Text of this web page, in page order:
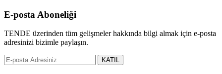
E-posta Aboneliği
TENDE üzerinden tüm gelişmeler hakkında bilgi almak için e-posta
adresinizi bizimle paylaşın.
KATIL